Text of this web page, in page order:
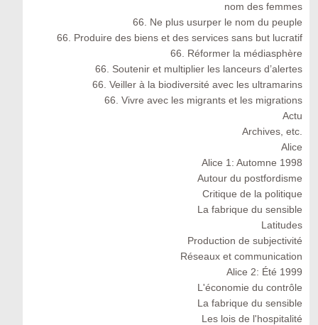
nom des femmes
66. Ne plus usurper le nom du peuple
66. Produire des biens et des services sans but lucratif
66. Réformer la médiasphère
66. Soutenir et multiplier les lanceurs d’alertes
66. Veiller à la biodiversité avec les ultramarins
66. Vivre avec les migrants et les migrations
Actu
Archives, etc.
Alice
Alice 1: Automne 1998
Autour du postfordisme
Critique de la politique
La fabrique du sensible
Latitudes
Production de subjectivité
Réseaux et communication
Alice 2: Été 1999
L'économie du contrôle
La fabrique du sensible
Les lois de l'hospitalité